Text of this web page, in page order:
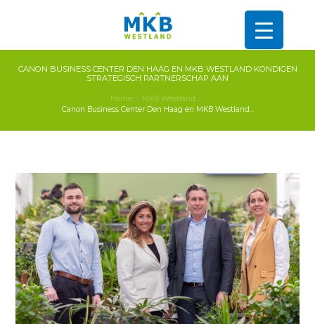
CANON BUSINESS CENTER DEN HAAG EN MKB WESTLAND KONDIGEN
STRATEGISCH PARTNERSCHAP AAN
Home
MKB Westland
Canon Business Center Den Haag en MKB Westland...